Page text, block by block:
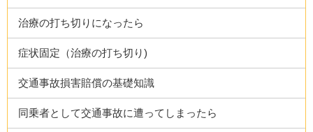
治療の打ち切りになったら
症状固定（治療の打ち切り)
交通事故損害賠償の基礎知識
同乗者として交通事故に遭ってしまったら